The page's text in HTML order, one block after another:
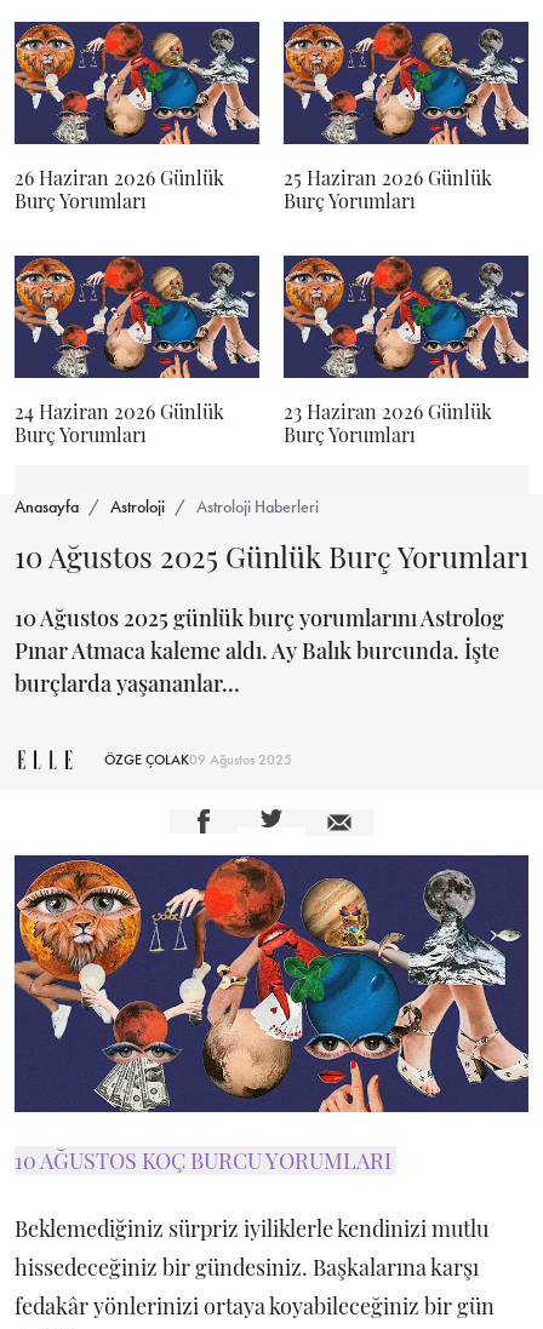
26 Haziran 2026 Günlük
Burç Yorumları
25 Haziran 2026 Günlük
Burç Yorumları
24 Haziran 2026 Günlük
Burç Yorumları
23 Haziran 2026 Günlük
Burç Yorumları
Anasayfa Astroloji Astroloji Haberleri
10 Ağustos 2025 Günlük Burç Yorumları
10 Ağustos 2025 günlük burç yorumlarını Astrolog
Pınar Atmaca kaleme aldı. Ay Balık burcunda. İşte
burçlarda yaşananlar...
ÖZGE ÇOLAK09 Ağustos 2025
10 AĞUSTOS KOÇ BURCU YORUMLARI
Beklemediğiniz sürpriz iyiliklerle kendinizi mutlu
hissedeceğiniz bir gündesiniz. Başkalarına karşı
fedakâr yönlerinizi ortaya koyabileceğiniz bir gün